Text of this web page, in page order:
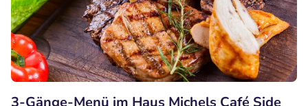
3-Gänge-Menü im Haus Michels Café Side